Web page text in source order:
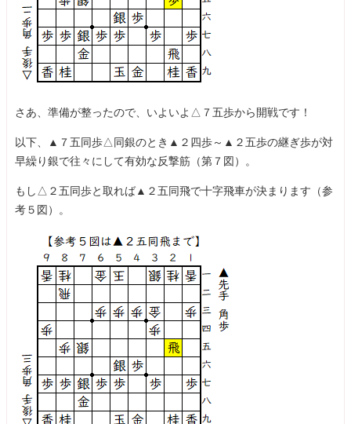
さあ、準備が整ったので、いよいよ△７五歩から開戦です！
以下、▲７五同歩△同銀のとき▲２四歩～▲２五歩の継ぎ歩が対
早繰り銀で往々にして有効な反撃筋（第７図）。
もし△２五同歩と取れば▲２五同飛で十字飛車が決まります（参
考５図）。